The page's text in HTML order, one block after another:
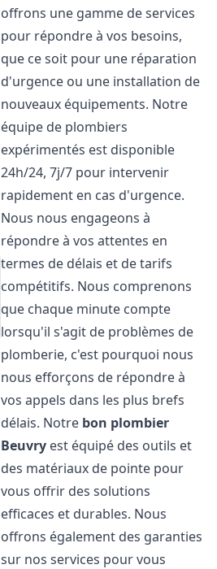
offrons une gamme de services
pour répondre à vos besoins,
que ce soit pour une réparation
d'urgence ou une installation de
nouveaux équipements. Notre
équipe de plombiers
expérimentés est disponible
24h/24, 7j/7 pour intervenir
rapidement en cas d'urgence.
Nous nous engageons à
répondre à vos attentes en
termes de délais et de tarifs
compétitifs. Nous comprenons
que chaque minute compte
lorsqu'il s'agit de problèmes de
plomberie, c'est pourquoi nous
nous efforçons de répondre à
vos appels dans les plus brefs
délais. Notre bon plombier
Beuvry est équipé des outils et
des matériaux de pointe pour
vous offrir des solutions
efficaces et durables. Nous
offrons également des garanties
sur nos services pour vous